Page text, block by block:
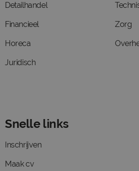
Detailhandel
Financieel
Horeca
Juridisch
Zorg
Snelle links
Inschrijven
Maak cv